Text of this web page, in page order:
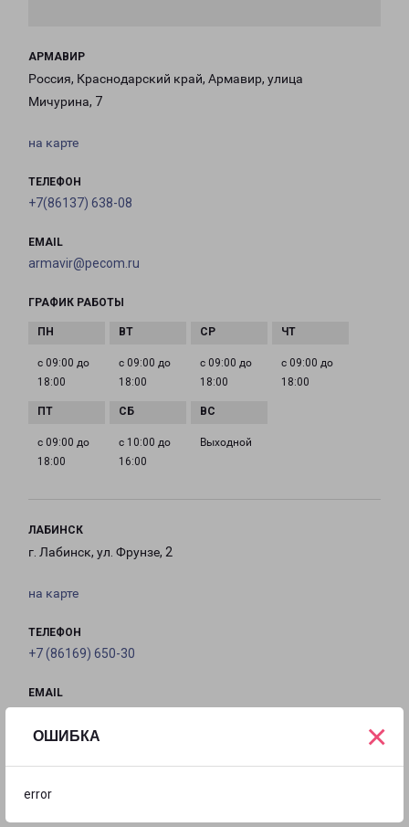
ОШИБКА
error
×
АРМАВИР
Россия, Краснодарский край, Армавир, улица
Мичурина, 7
на карте
ТЕЛЕФОН
+7(86137) 638-08
EMAIL
armavir@pecom.ru
ГРАФИК РАБОТЫ
с 09:00 до
18:00
с 09:00 до
18:00
с 09:00 до
18:00
с 09:00 до
18:00
с 09:00 до
18:00
с 10:00 до
16:00
Выходной
ЛАБИНСК
г. Лабинск, ул. Фрунзе, 2
на карте
ТЕЛЕФОН
+7 (86169) 650-30
EMAIL